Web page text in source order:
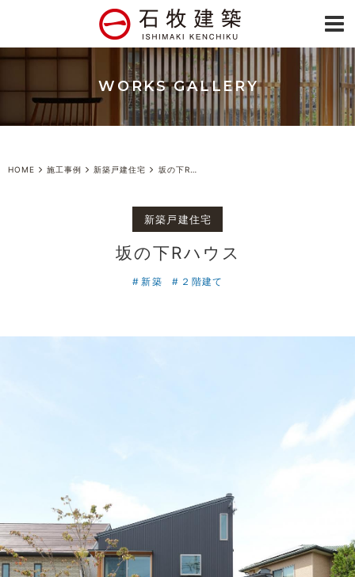
WORKS GALLERY
HOME 施工事例 新築戸建住宅 坂の下Rハウス
新築戸建住宅
坂の下Rハウス
新築 ２階建て